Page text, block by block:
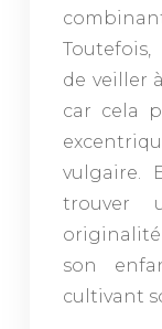
de veiller
car cela
vulgaire.
trouver
originalité
son
cultivant